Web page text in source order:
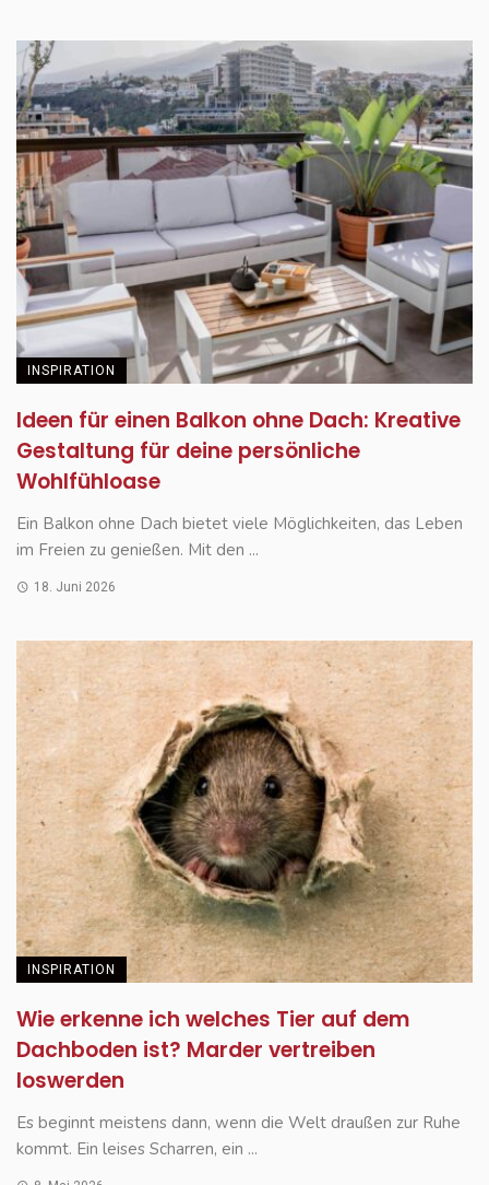
INSPIRATION
Ideen für einen Balkon ohne Dach: Kreative
Gestaltung für deine persönliche
Wohlfühloase
Ein Balkon ohne Dach bietet viele Möglichkeiten, das Leben
im Freien zu genießen. Mit den ...
18. Juni 2026
INSPIRATION
Wie erkenne ich welches Tier auf dem
Dachboden ist? Marder vertreiben
loswerden
Es beginnt meistens dann, wenn die Welt draußen zur Ruhe
kommt. Ein leises Scharren, ein ...